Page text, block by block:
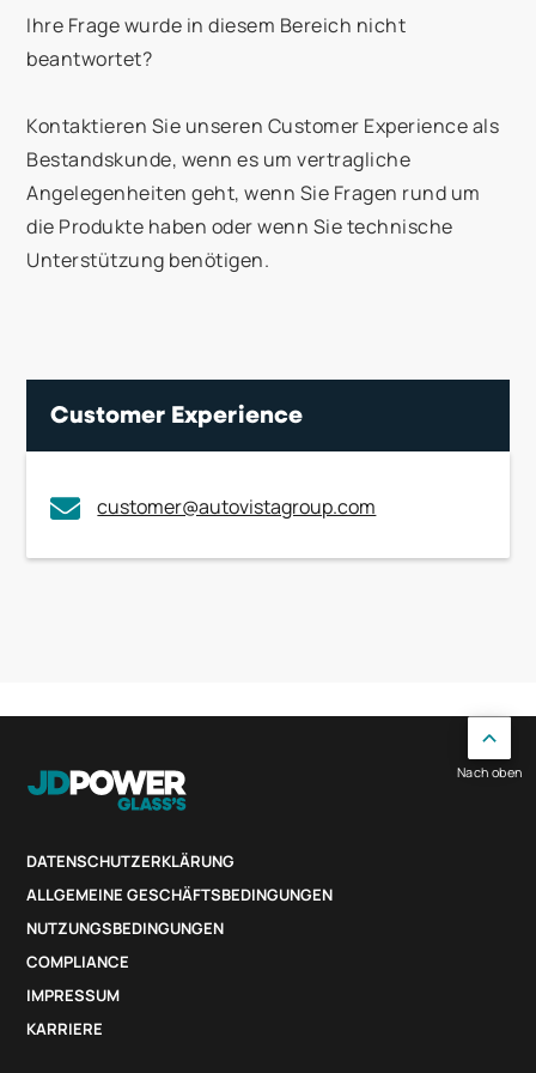
vergleichbaren Fahrzeugwert – den Eurotax-
Marktdurchschnitt.
Verkäufers nicht ermittelt werden kann.
Ihre Frage wurde in diesem Bereich nicht
beantwortet?
Kontaktieren Sie unseren Customer Experience als
Bestandskunde, wenn es um vertragliche
Angelegenheiten geht, wenn Sie Fragen rund um
die Produkte haben oder wenn Sie technische
Unterstützung benötigen.
Customer Experience
customer@autovistagroup.com
DATENSCHUTZERKLÄRUNG
ALLGEMEINE GESCHÄFTSBEDINGUNGEN
NUTZUNGSBEDINGUNGEN
COMPLIANCE
IMPRESSUM
KARRIERE
Nach oben